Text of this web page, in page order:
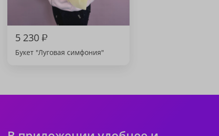
5 230₽
Букет "Луговая симфония"